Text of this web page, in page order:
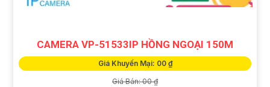
CAMERA VP-51533IP HỒNG NGOẠI 150M
Giá Khuyến Mại: 00 ₫
Giá Bán: 00 ₫